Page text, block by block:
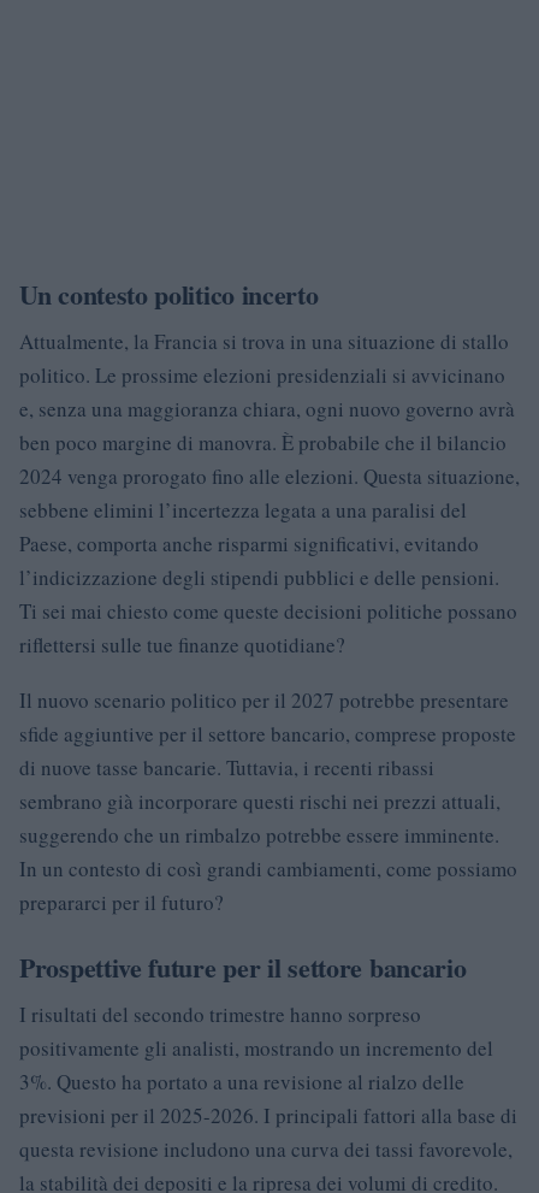
Un contesto politico incerto
Attualmente, la Francia si trova in una situazione di stallo
politico. Le prossime elezioni presidenziali si avvicinano
e, senza una maggioranza chiara, ogni nuovo governo avrà
ben poco margine di manovra. È probabile che il bilancio
2024 venga prorogato fino alle elezioni. Questa situazione,
sebbene elimini l’incertezza legata a una paralisi del
Paese, comporta anche risparmi significativi, evitando
l’indicizzazione degli stipendi pubblici e delle pensioni.
Ti sei mai chiesto come queste decisioni politiche possano
riflettersi sulle tue finanze quotidiane?
Il nuovo scenario politico per il 2027 potrebbe presentare
sfide aggiuntive per il settore bancario, comprese proposte
di nuove tasse bancarie. Tuttavia, i recenti ribassi
sembrano già incorporare questi rischi nei prezzi attuali,
suggerendo che un rimbalzo potrebbe essere imminente.
In un contesto di così grandi cambiamenti, come possiamo
prepararci per il futuro?
Prospettive future per il settore bancario
I risultati del secondo trimestre hanno sorpreso
positivamente gli analisti, mostrando un incremento del
3%. Questo ha portato a una revisione al rialzo delle
previsioni per il 2025-2026. I principali fattori alla base di
questa revisione includono una curva dei tassi favorevole,
la stabilità dei depositi e la ripresa dei volumi di credito.